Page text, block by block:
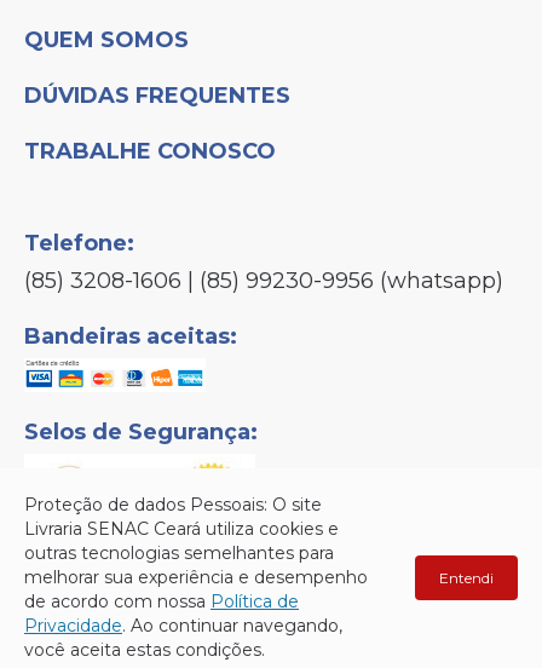
QUEM SOMOS
DÚVIDAS FREQUENTES
TRABALHE CONOSCO
Telefone:
(85) 3208-1606 | (85) 99230-9956 (whatsapp)
Bandeiras aceitas:
Selos de Segurança:
Senac © Copyright 2026 - Todos os direitos reservados.
Proteção de dados Pessoais: O site
Livraria SENAC Ceará utiliza cookies e
outras tecnologias semelhantes para
melhorar sua experiência e desempenho
de acordo com nossa Política de
Privacidade. Ao continuar navegando,
você aceita estas condições.
Entendi